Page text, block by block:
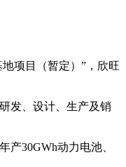
项目（暂定）”，欣旺
发、设计、生产及销
产30GWh动力电池、